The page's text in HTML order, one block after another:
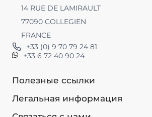
14 RUE DE LAMIRAULT
77090 COLLEGIEN
FRANCE
+33 (0) 9 70 79 24 81
+33 6 72 40 90 24
Полезные ссылки
Легальная информация